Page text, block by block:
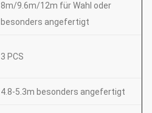
8m/9.6m/12m für Wahl oder
besonders angefertigt
3 PCS
4.8-5.3m besonders angefertigt